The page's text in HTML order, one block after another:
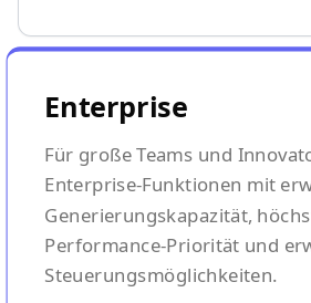
Enterprise
Für große Teams und
Enterprise-Funktionen mit
Generierungskapazität,
Performance-Priorität und
Steuerungsmöglichkeiten.